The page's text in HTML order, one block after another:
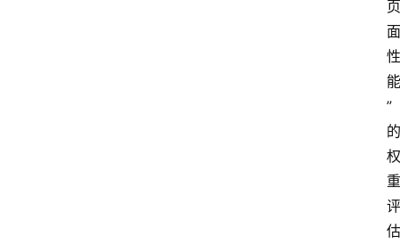
页
面
性
能
”
的
权
重
评
估